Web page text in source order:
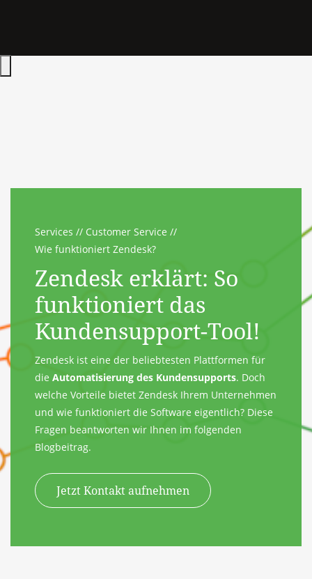
Services
Customer Service
Wie funktioniert Zendesk?
Zendesk erklärt: So
funktioniert das
Kundensupport-Tool!
Zendesk ist eine der beliebtesten Plattformen für
die Automatisierung des Kundensupports. Doch
welche Vorteile bietet Zendesk Ihrem Unternehmen
und wie funktioniert die Software eigentlich? Diese
Fragen beantworten wir Ihnen im folgenden
Blogbeitrag.
Jetzt Kontakt aufnehmen